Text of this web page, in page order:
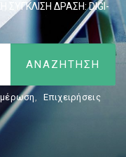
ΔΡΑΣΗ: DIGI-
, Επιχειρήσεις